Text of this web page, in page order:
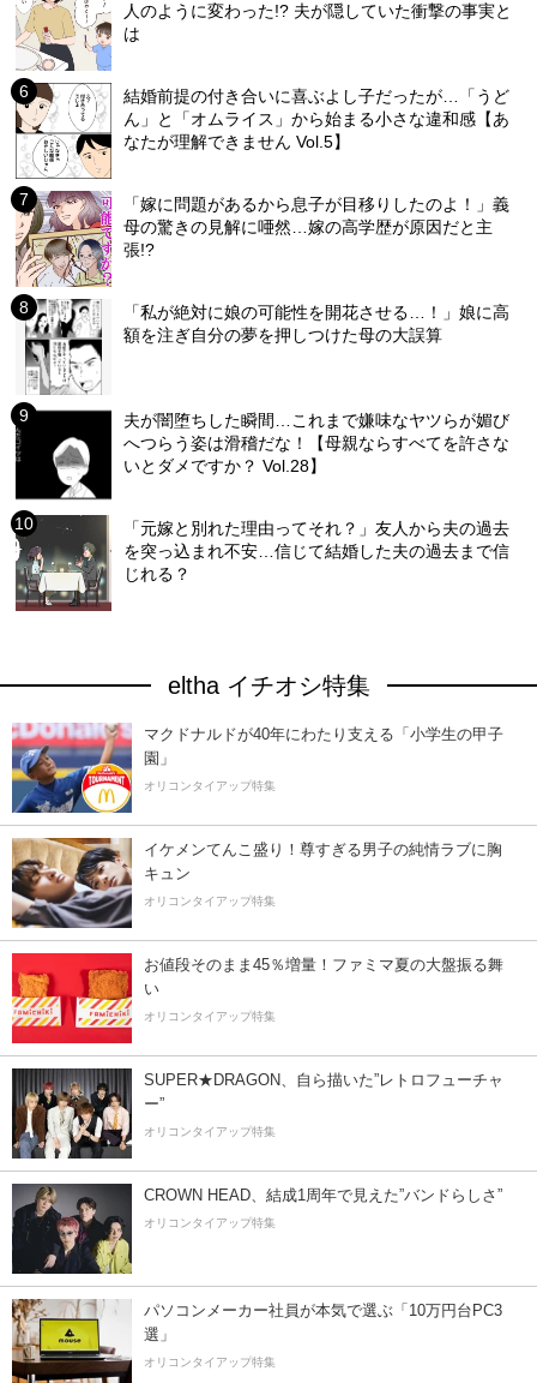
人のように変わった!? 夫が隠していた衝撃の事実と
は
結婚前提の付き合いに喜ぶよし子だったが…「うど
ん」と「オムライス」から始まる小さな違和感【あ
なたが理解できません Vol.5】
「嫁に問題があるから息子が目移りしたのよ！」義
母の驚きの見解に唖然…嫁の高学歴が原因だと主
張!?
「私が絶対に娘の可能性を開花させる…！」娘に高
額を注ぎ自分の夢を押しつけた母の大誤算
夫が闇堕ちした瞬間…これまで嫌味なヤツらが媚び
へつらう姿は滑稽だな！【母親ならすべてを許さな
いとダメですか？ Vol.28】
「元嫁と別れた理由ってそれ？」友人から夫の過去
を突っ込まれ不安…信じて結婚した夫の過去まで信
じれる？
eltha イチオシ特集
マクドナルドが40年にわたり支える「小学生の甲子
園」
オリコンタイアップ特集
イケメンてんこ盛り！尊すぎる男子の純情ラブに胸
キュン
オリコンタイアップ特集
お値段そのまま45％増量！ファミマ夏の大盤振る舞
い
オリコンタイアップ特集
SUPER★DRAGON、自ら描いた”レトロフューチャ
ー”
オリコンタイアップ特集
CROWN HEAD、結成1周年で見えた”バンドらしさ”
オリコンタイアップ特集
パソコンメーカー社員が本気で選ぶ「10万円台PC3
選」
オリコンタイアップ特集